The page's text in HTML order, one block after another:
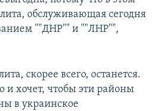
обслуживающая сегодня
""ДНР"" и ""ЛНР"",
скорее всего, останется.
и хочет, чтобы эти районы
в украинское